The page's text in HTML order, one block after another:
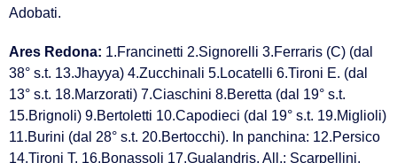
Adobati.
Ares Redona: 1.Francinetti 2.Signorelli 3.Ferraris (C) (dal
38° s.t. 13.Jhayya) 4.Zucchinali 5.Locatelli 6.Tironi E. (dal
13° s.t. 18.Marzorati) 7.Ciaschini 8.Beretta (dal 19° s.t.
15.Brignoli) 9.Bertoletti 10.Capodieci (dal 19° s.t. 19.Miglioli)
11.Burini (dal 28° s.t. 20.Bertocchi). In panchina: 12.Persico
14.Tironi T. 16.Bonassoli 17.Gualandris. All.: Scarpellini.